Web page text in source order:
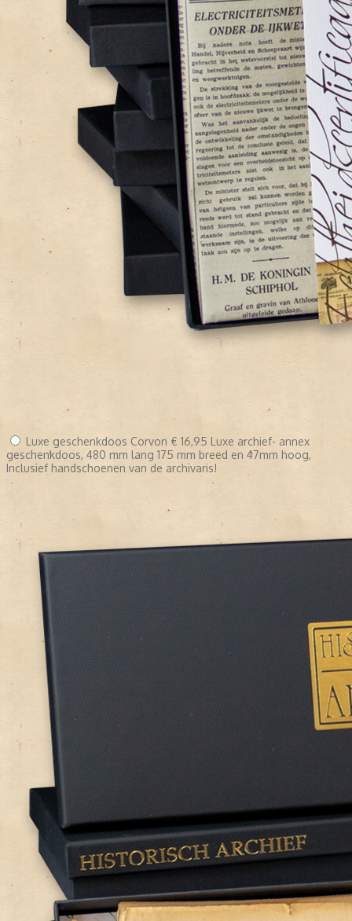
Luxe geschenkdoos Corvon € 16,95 Luxe archief- annex
geschenkdoos, 480 mm lang 175 mm breed en 47mm hoog,
Inclusief handschoenen van de archivaris!